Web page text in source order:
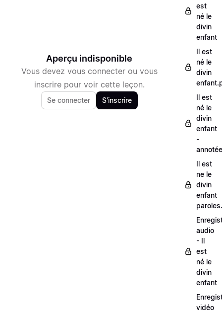
Aperçu indisponible
Vous devez vous connecter ou vous
inscrire pour voir cette leçon.
Se connecter S'inscrire
est
né le
divin
enfant
Il est
né le
divin
Il est
né le
divin
enfant
-
Il est
ne le
divin
enfant
audio
- Il
est
né le
divin
enfant
vidéo